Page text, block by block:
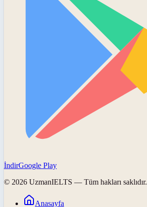
İndirGoogle Play
© 2026 UzmanIELTS — Tüm hakları saklıdır.
Anasayfa